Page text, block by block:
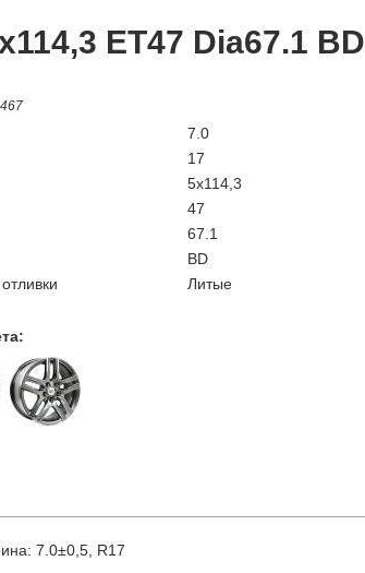
ET47 Dia67.1 BD
7.0
17
5x114,3
47
67.1
BD
Литые
7.0±0,5, R17